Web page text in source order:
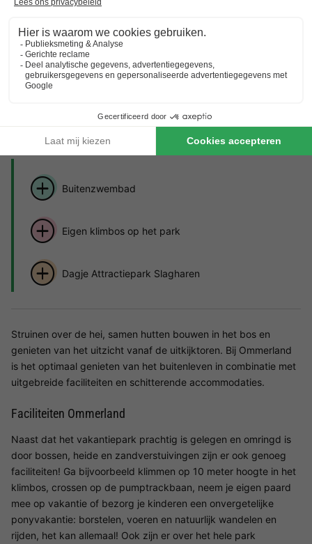
Over Camping Ommerland
Ontdek meer over het park en de bezienswaardigheden
Highlights van het vakantiepark
Buitenzwembad
Eigen klimbos op het park
Dagje Attractiepark Slagharen
Struinen over de hei, samen hutten bouwen in het bos en
genieten van het uitzicht vanaf de uitkijktoren. Bij Ommerland
is het optimaal genieten van het buitenleven in combinatie met
uitgebreide faciliteiten en schitterende accommodaties.
Faciliteiten Ommerland
Naast dat het vakantiepark prachtig is gelegen en omringd is
door bossen, heide en zandverstuivingen zijn er ook genoeg
faciliteiten! Ga bijvoorbeeld klimmen op 10 meter hoogte in het
klimbos, crossen op de pumptrackbaan, neem je eigen paard
mee op vakantie of bezorg je kinderen een onvergetelijke
ponyvakantie: borstelen, voeren en natuurlijk wandelen en
rijden, het kan allemaal! Ook zijn er over het hele park